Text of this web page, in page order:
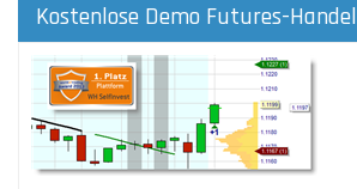
Kostenlose Demo Futures-Handel